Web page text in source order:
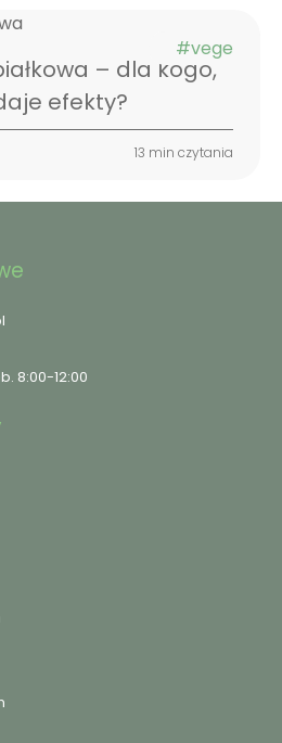
#vege
– dla kogo,
efekty?
13 min czytania
8:00-12:00